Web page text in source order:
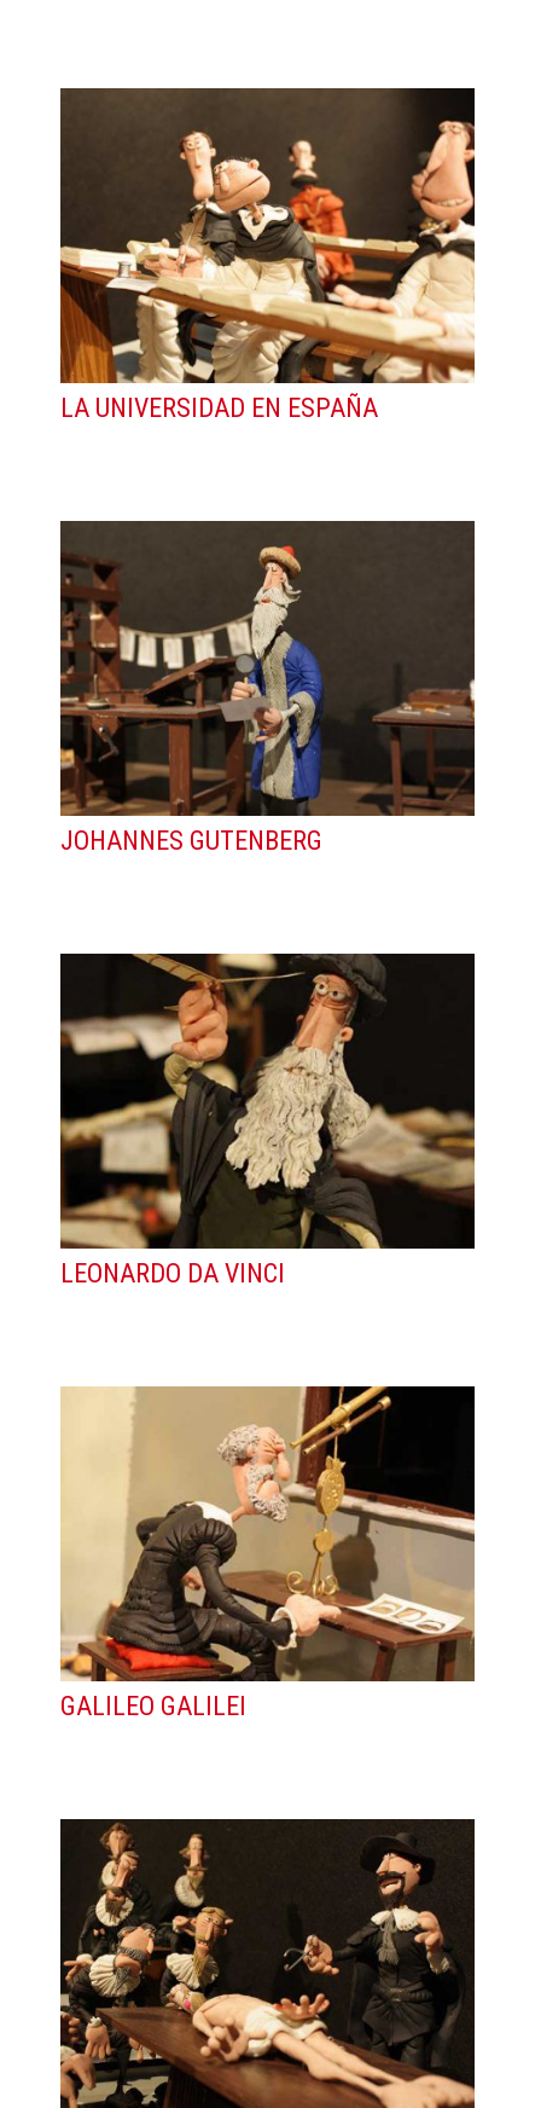
LA UNIVERSIDAD EN ESPAÑA
JOHANNES GUTENBERG
LEONARDO DA VINCI
GALILEO GALILEI